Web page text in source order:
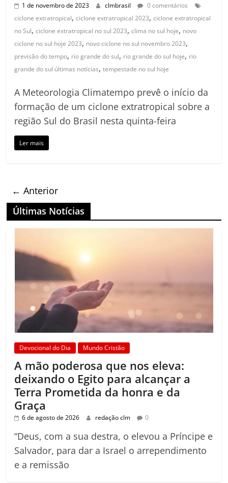
1 de novembro de 2023 clmbrasil
0 comentários
ciclone extratropical,ciclone extratropical 2023,ciclone extratropical
no Sul,ciclone extratropical no sul 2023,clima no sul hoje, novo
ciclone no sul hoje 2023, novo ciclone no sul novembro 2023,
previsão do tempo, rio grande do sul, rio grande do sul hoje, rio
grande do sul últimas notícias,tempestade no sul hoje
A Meteorologia Climatempo prevê o início da
formação de um ciclone extratropical sobre a
região Sul do Brasil nesta quinta-feira
Ler mais
← Anterior
Últimas Notícias
Devocional do Dia Mundo Cristão
A mão poderosa que nos eleva:
deixando o Egito para alcançar a
Terra Prometida da honra e da
Graça
6 de agosto de 2026 redação clm 0
“Deus, com a sua destra, o elevou a Príncipe e
Salvador, para dar a Israel o arrependimento
e a remissão